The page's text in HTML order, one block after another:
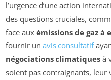
l’urgence d’une action
des questions cruciales,
face aux émissions de gaz à
fournir un avis consultatif
négociations climatiques à
soient pas contraignants,